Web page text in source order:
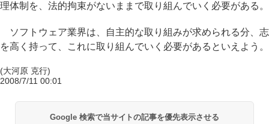
理体制を、法的拘束がないままで取り組んでいく必要がある。
ソフトウェア業界は、自主的な取り組みが求められる分、志
を高く持って、これに取り組んでいく必要があるといえよう。
(大河原 克行)
2008/7/11 00:01
Google 検索で当サイトの記事を優先表示させる